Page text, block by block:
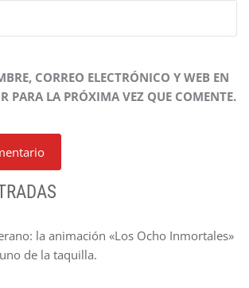
CORREO ELECTRÓNICO Y WEB EN
PARA LA PRÓXIMA VEZ QUE COMENTE.
la animación «Los Ocho Inmortales»
de la taquilla.